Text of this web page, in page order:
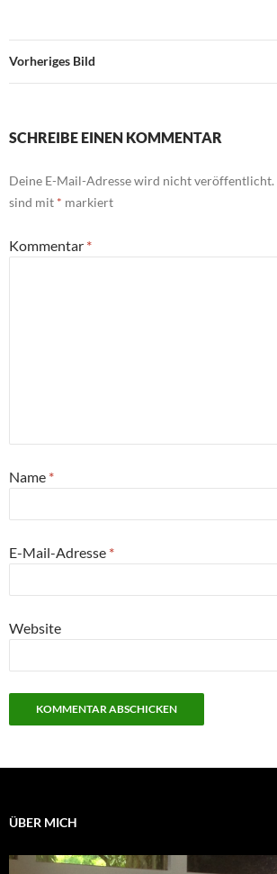
Vorheriges Bild
SCHREIBE EINEN KOMMENTAR
Deine E-Mail-Adresse wird nicht veröffentlicht.
sind mit * markiert
Kommentar *
Name *
E-Mail-Adresse *
Website
ÜBER MICH